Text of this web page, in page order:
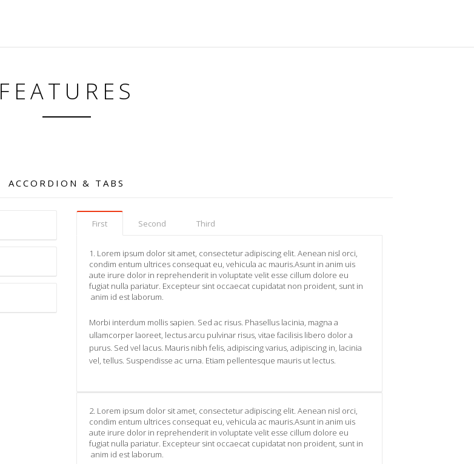
FEATURES
ACCORDION & TABS
First Second Third
1. Lorem ipsum dolor sit amet, consectetur adipiscing elit. Aenean nisl orci,
condim entum ultrices consequat eu, vehicula ac mauris.Asunt in anim uis
aute irure dolor in reprehenderit in voluptate velit esse cillum dolore eu
fugiat nulla pariatur. Excepteur sint occaecat cupidatat non proident, sunt in
anim id est laborum.
Morbi interdum mollis sapien. Sed ac risus. Phasellus lacinia, magna a
ullamcorper laoreet, lectus arcu pulvinar risus, vitae facilisis libero dolor a
purus. Sed vel lacus. Mauris nibh felis, adipiscing varius, adipiscing in, lacinia
vel, tellus. Suspendisse ac urna. Etiam pellentesque mauris ut lectus.
2. Lorem ipsum dolor sit amet, consectetur adipiscing elit. Aenean nisl orci,
condim entum ultrices consequat eu, vehicula ac mauris.Asunt in anim uis
aute irure dolor in reprehenderit in voluptate velit esse cillum dolore eu
fugiat nulla pariatur. Excepteur sint occaecat cupidatat non proident, sunt in
anim id est laborum.